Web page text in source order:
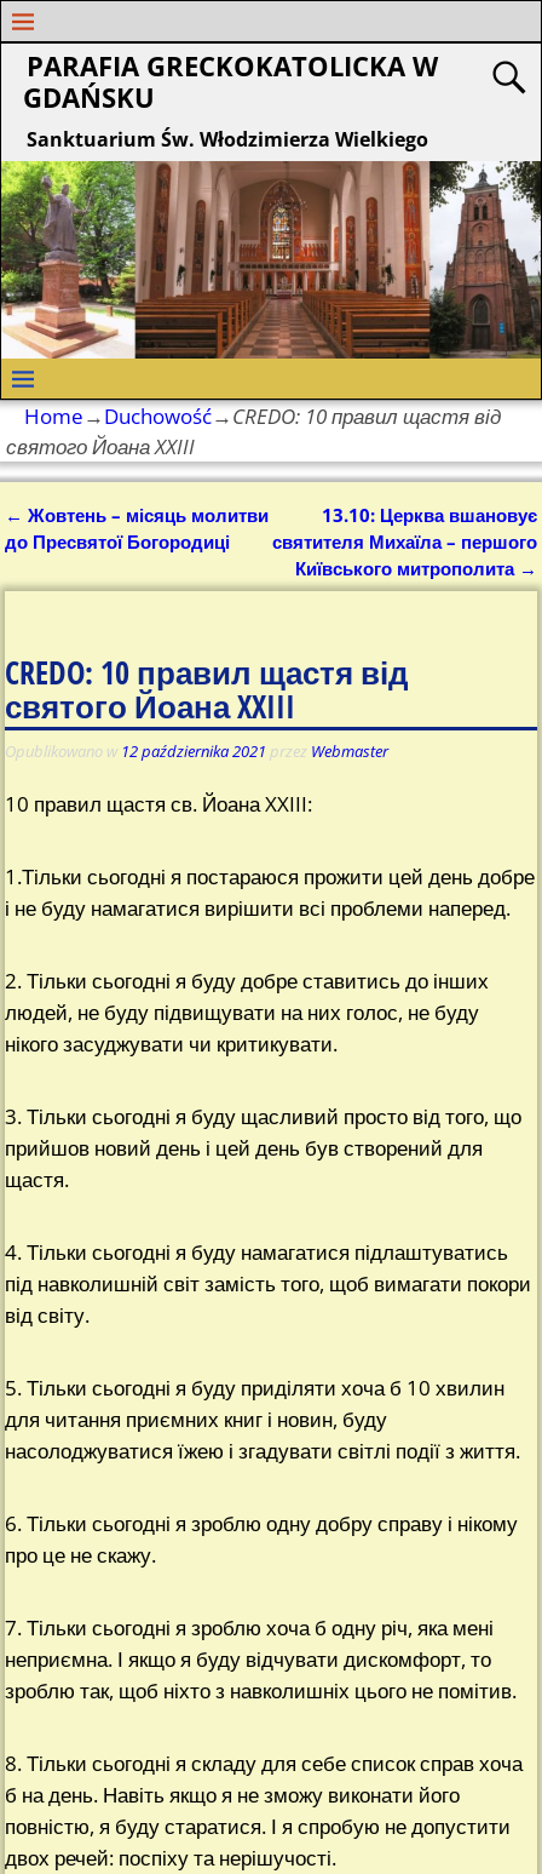
PARAFIA GRECKOKATOLICKA W
GDAŃSKU
Sanktuarium Św. Włodzimierza Wielkiego
Home→Duchowość→CREDO: 10 правил щастя від
святого Йоана XXIII
Nawigacja
← Жовтень – місяць молитви
до Пресвятої Богородиці
13.10: Церква вшановує
святителя Михаїла – першого
Київського митрополита →
CREDO: 10 правил щастя від
святого Йоана XXIII
Opublikowano w 12 października 2021 przez Webmaster
10 правил щастя св. Йоана XXIII:
1.Тільки сьогодні я постараюся прожити цей день добре
і не буду намагатися вирішити всі проблеми наперед.
2. Тільки сьогодні я буду добре ставитись до інших
людей, не буду підвищувати на них голос, не буду
нікого засуджувати чи критикувати.
3. Тільки сьогодні я буду щасливий просто від того, що
прийшов новий день і цей день був створений для
щастя.
4. Тільки сьогодні я буду намагатися підлаштуватись
під навколишній світ замість того, щоб вимагати покори
від світу.
5. Тільки сьогодні я буду приділяти хоча б 10 хвилин
для читання приємних книг і новин, буду
насолоджуватися їжею і згадувати світлі події з життя.
6. Тільки сьогодні я зроблю одну добру справу і нікому
про це не скажу.
7. Тільки сьогодні я зроблю хоча б одну річ, яка мені
неприємна. І якщо я буду відчувати дискомфорт, то
зроблю так, щоб ніхто з навколишніх цього не помітив.
8. Тільки сьогодні я складу для себе список справ хоча
б на день. Навіть якщо я не зможу виконати його
повністю, я буду старатися. І я спробую не допустити
двох речей: поспіху та нерішучості.